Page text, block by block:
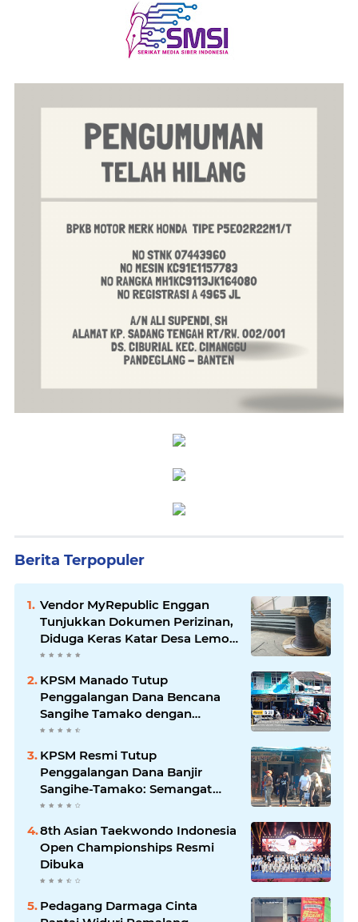
Berita Terpopuler
Vendor MyRepublic Enggan
Tunjukkan Dokumen Perizinan,
Diduga Keras Katar Desa Lemo
Disebut Handle Kordinasi
KPSM Manado Tutup
Penggalangan Dana Bencana
Sangihe Tamako dengan
Semangat Tinggi, Dihadiri
KPSM Resmi Tutup
Penggalangan Dana Banjir
Sangihe-Tamako: Semangat
Kebersamaan & Solidaritas
8th Asian Taekwondo Indonesia
Open Championships Resmi
Dibuka
Pedagang Darmaga Cinta